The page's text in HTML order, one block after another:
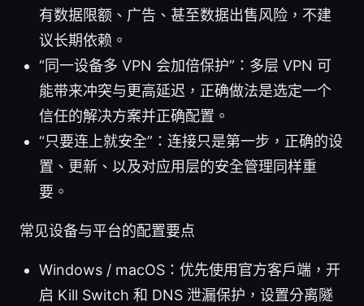
有数据限额、广告、甚至数据出售风险，不建
议长期依赖。
“同一设备多 VPN 会加倍保护”：多层 VPN 可
能带来冲突与更高延迟，正确做法是选定一个
信任的解决方案并正确配置。
“只要连上就安全”：连接只是第一步，正确的设
置、更新、以及对应用层的安全管理同样重
要。
常见设备与平台的配置要点
Windows / macOS：优先使用官方客户端，开
启 Kill Switch 和 DNS 泄漏保护，设置分离隧